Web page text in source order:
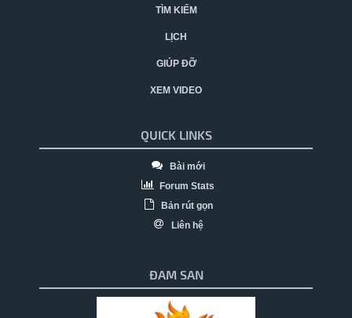
TÌM KIẾM
LỊCH
GIÚP ĐỠ
XEM VIDEO
QUICK LINKS
Bài mới
Forum Stats
Bản rút gọn
Liên hệ
ĐAM SAN